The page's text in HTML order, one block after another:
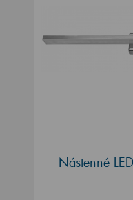
Nástenné